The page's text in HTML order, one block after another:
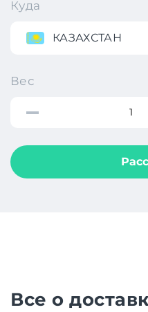
Куда
КАЗАХСТАН
Вес
Все о